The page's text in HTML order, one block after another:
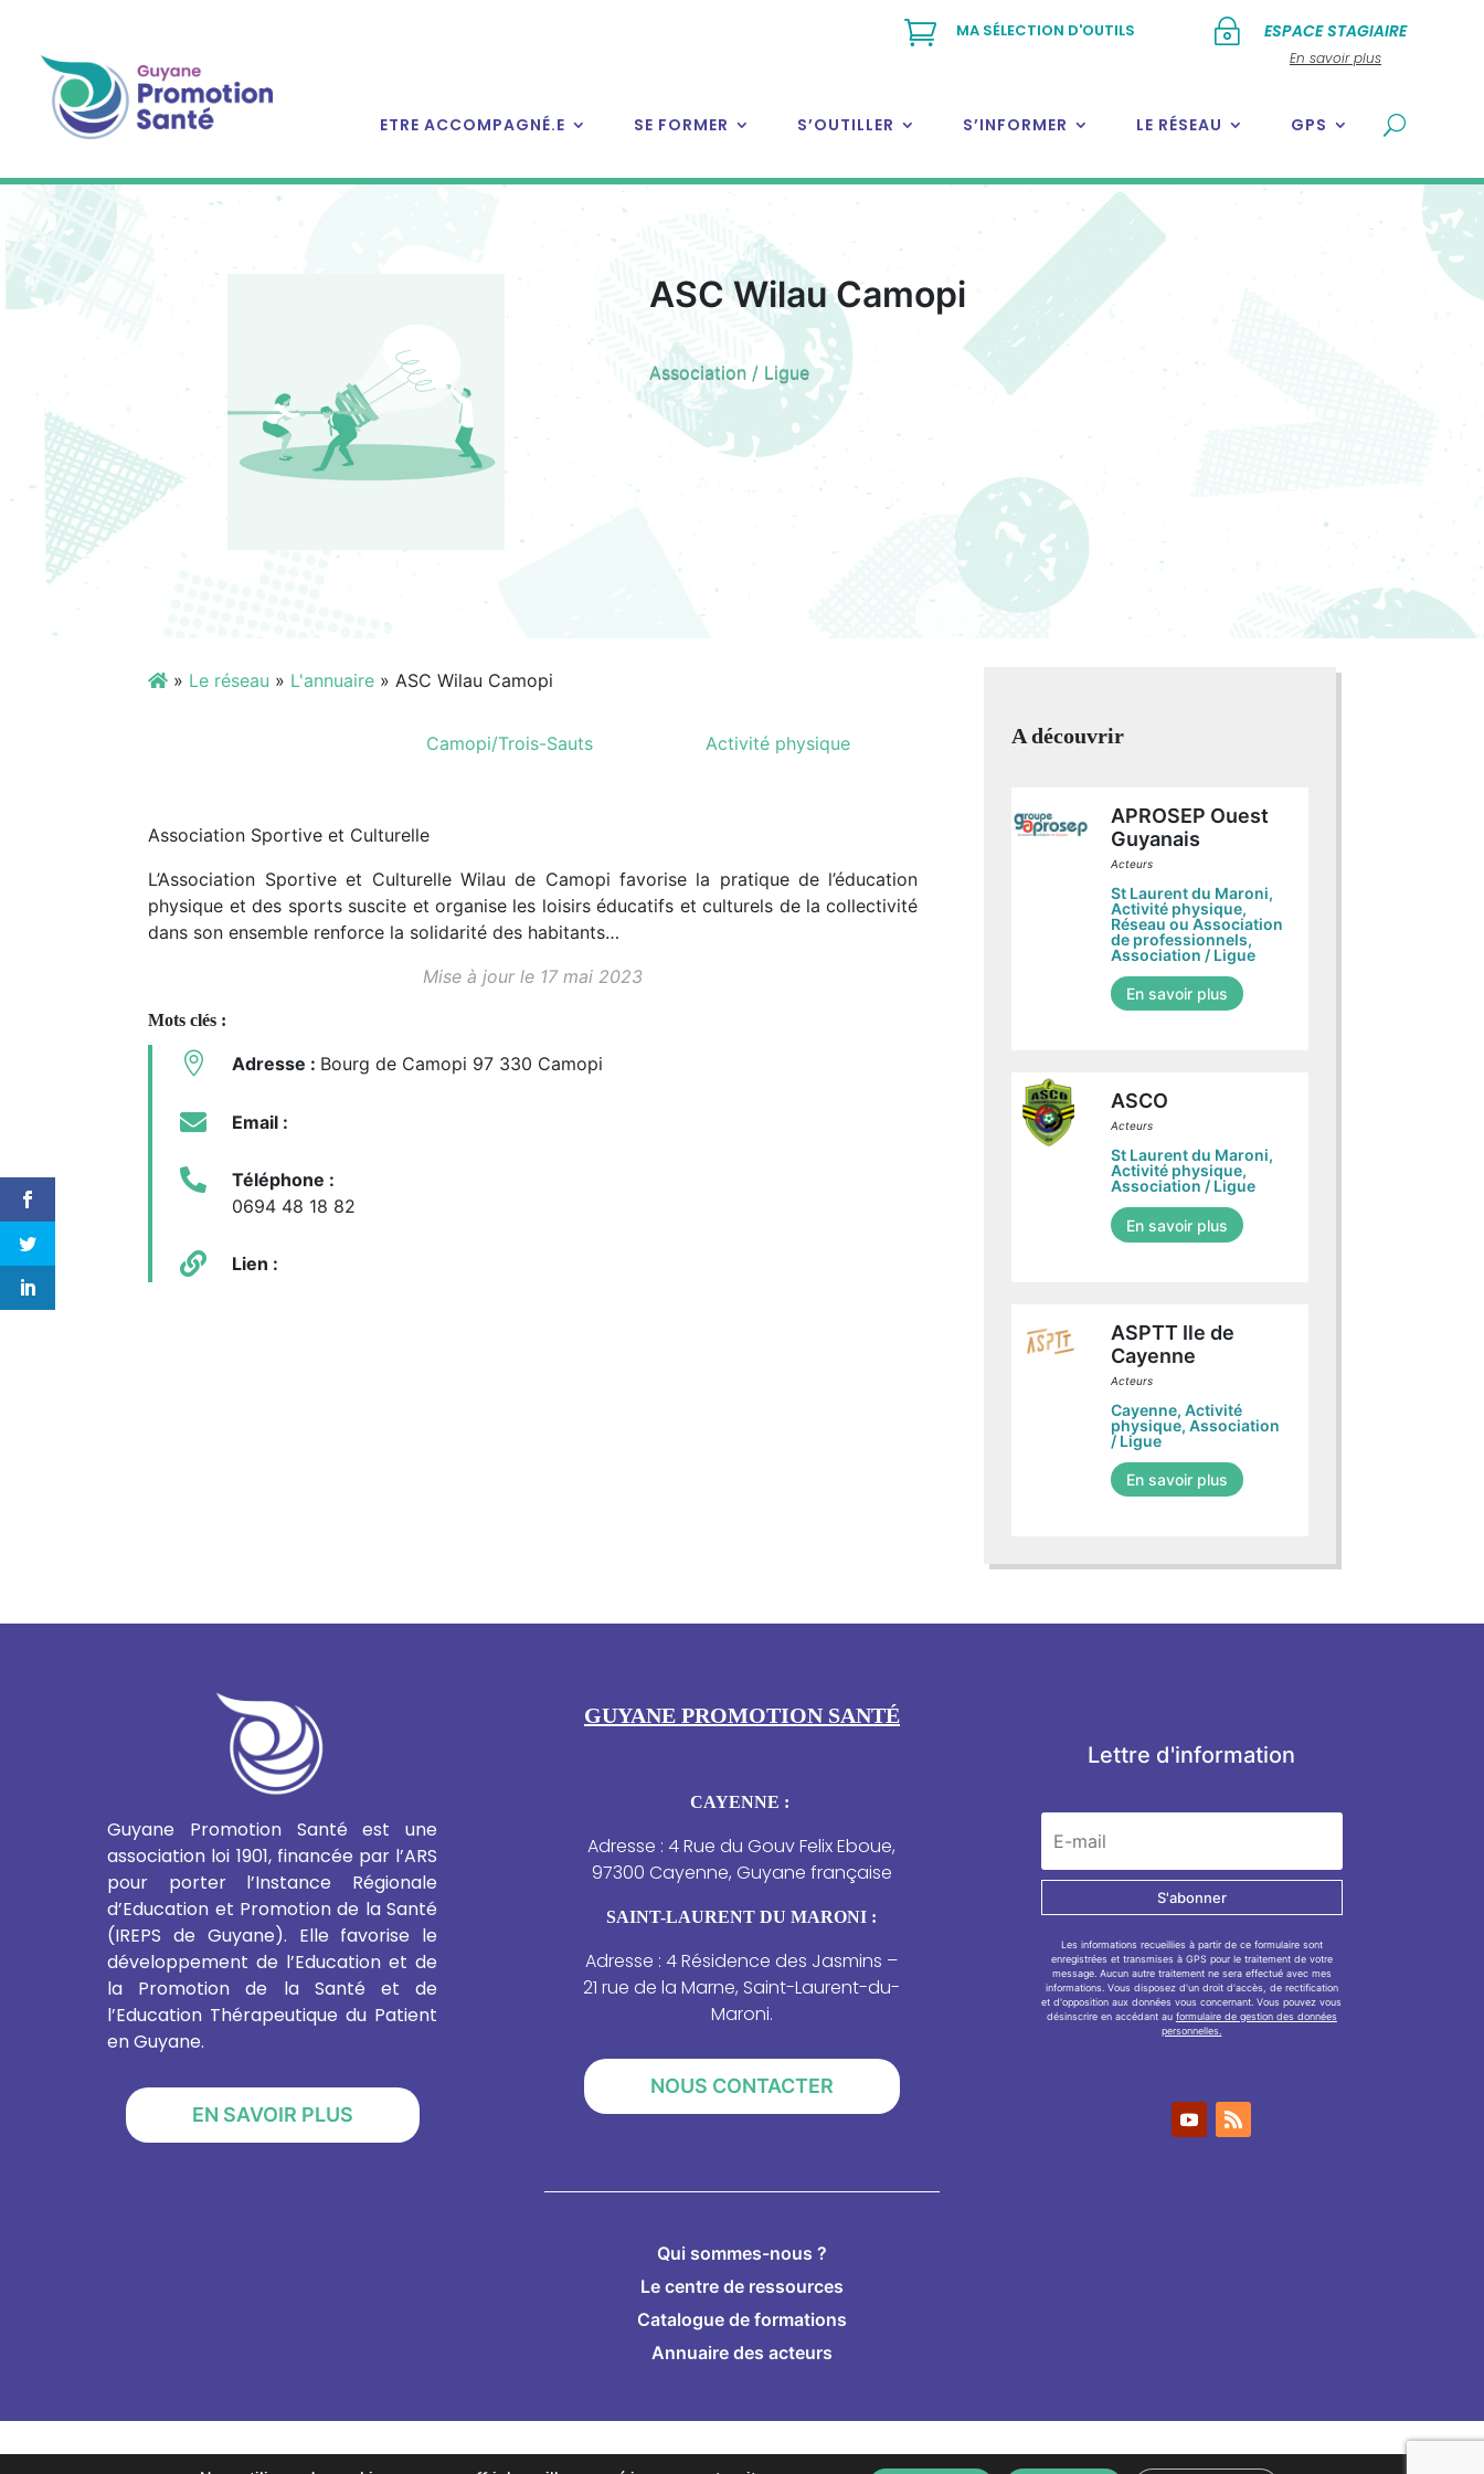
~ ESPACE STAGIAIRE
En savoir plus
 MA SÉLECTION D'OUTILS
ETRE ACCOMPAGNÉ.E SE FORMER S’OUTILLER S’INFORMER LE RÉSEAU GPS
ASC Wilau Camopi
Association / Ligue
» Le réseau » L'annuaire »ASC Wilau Camopi
Camopi/Trois-Sauts Activité physique
Association Sportive et Culturelle
L’Association Sportive et Culturelle Wilau de Camopi favorise la pratique de l’éducation
physique et des sports suscite et organise les loisirs éducatifs et culturels de la collectivité
dans son ensemble renforce la solidarité des habitants…
Mise à jour le 17 mai 2023
Mots clés :
 Adresse : Bourg de Camopi 97 330 Camopi
 Email :

Téléphone :
0694 48 18 82
 Lien :
A découvrir
APROSEP Ouest
Guyanais
Acteurs
St Laurent du Maroni,
Activité physique,
Réseau ou Association
de professionnels,
Association / Ligue
En savoir plus
ASCO
Acteurs
St Laurent du Maroni,
Activité physique,
Association / Ligue
En savoir plus
ASPTT Ile de
Cayenne
Acteurs
Cayenne, Activité
physique, Association
/ Ligue
En savoir plus
Guyane Promotion Santé est une
association loi 1901, financée par l’ARS
pour porter l’Instance Régionale
d’Education et Promotion de la Santé
(IREPS de Guyane). Elle favorise le
développement de l’Education et de
la Promotion de la Santé et de
l’Education Thérapeutique du Patient
en Guyane.
EN SAVOIR PLUS
GUYANE PROMOTION SANTÉ
CAYENNE :
Adresse : 4 Rue du Gouv Felix Eboue,
97300 Cayenne, Guyane française
SAINT-LAURENT DU MARONI :
Adresse : 4 Résidence des Jasmins –
21 rue de la Marne, Saint-Laurent-du-
Maroni.
NOUS CONTACTER
Qui sommes-nous ?
Le centre de ressources
Catalogue de formations
Annuaire des acteurs
Lettre d'information
S'abonner
Les informations recueillies à partir de ce formulaire sont
enregistrées et transmises à GPS pour le traitement de votre
message. Aucun autre traitement ne sera effectué avec mes
informations. Vous disposez d'un droit d'accès, de rectification
et d'opposition aux données vous concernant. Vous pouvez vous
désinscrire en accédant au formulaire de gestion des données
personnelles.
GPS2026– Tous droits réservés –Mentions légales–Politique de confidentialité